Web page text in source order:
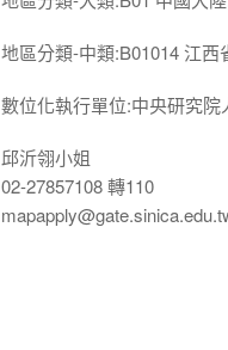
地區分類-中類:B01014 江西
數位化執行單位:中央研究
邱沂翎小姐
02-27857108 轉110